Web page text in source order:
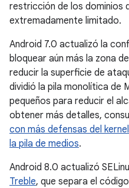
restricción de los dominios
extremadamente limitado.
Android 7.0 actualizó la
bloquear aún más la zona
reducir la superficie de
dividió la pila monolítica de
pequeños para reducir el
obtener más detalles,
con más defensas del
la pila de medios.
Android 8.0 actualizó
Treble, que separa el